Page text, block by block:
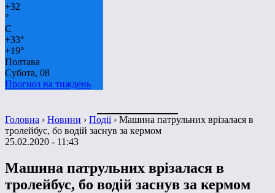
+32
°
C
+33°
+19°
Полтава
Субота, 08
Прогноз на тиждень
Головна › Новини › Події› Машина патрульних врізалася в
тролейбус, бо водій заснув за кермом
25.02.2020 - 11:43
Машина патрульних врізалася в
тролейбус, бо водій заснув за кермом